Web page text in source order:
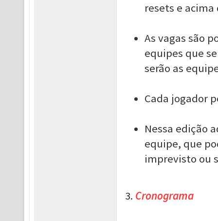
resets e acima
As vagas são
equipes que
serão as
Cada jogador
Nessa edição
equipe, que
imprevisto ou
3. Cronograma